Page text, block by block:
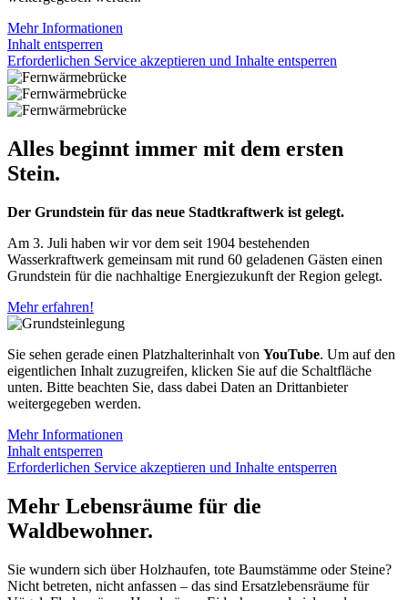
Mehr Informationen
Inhalt entsperren
Erforderlichen Service akzeptieren und Inhalte entsperren
Alles beginnt immer mit dem ersten
Stein.
Der Grundstein für das neue Stadtkraftwerk ist gelegt.
Am 3. Juli haben wir vor dem seit 1904 bestehenden
Wasserkraftwerk gemeinsam mit rund 60 geladenen Gästen einen
Grundstein für die nachhaltige Energiezukunft der Region gelegt.
Mehr erfahren!
Sie sehen gerade einen Platzhalterinhalt von YouTube. Um auf den
eigentlichen Inhalt zuzugreifen, klicken Sie auf die Schaltfläche
unten. Bitte beachten Sie, dass dabei Daten an Drittanbieter
weitergegeben werden.
Mehr Informationen
Inhalt entsperren
Erforderlichen Service akzeptieren und Inhalte entsperren
Mehr Lebensräume für die
Waldbewohner.
Sie wundern sich über Holzhaufen, tote Baumstämme oder Steine?
Nicht betreten, nicht anfassen – das sind Ersatzlebensräume für